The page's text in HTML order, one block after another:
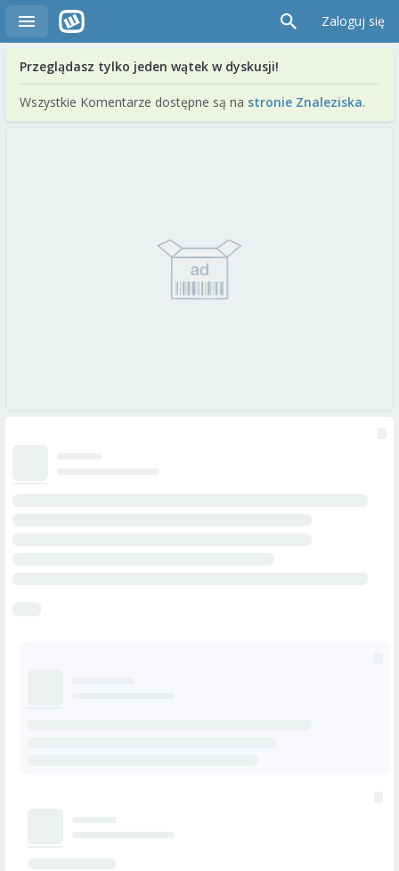
Zaloguj się
Przeglądasz tylko jeden wątek w dyskusji!
Wszystkie Komentarze dostępne są na stronie Znaleziska.